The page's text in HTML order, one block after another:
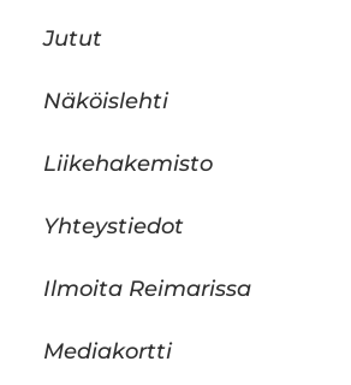
Jutut
Näköislehti
Liikehakemisto
Yhteystiedot
Ilmoita Reimarissa
Mediakortti